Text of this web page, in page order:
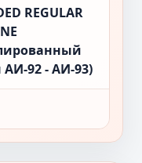
REGULAR
92 - АИ-93)